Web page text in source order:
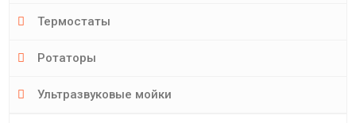
Термостаты
Ротаторы
Ультразвуковые мойки